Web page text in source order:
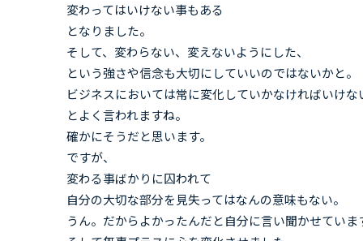
変わってはいけない事もある
となりました。
そして、変わらない、変えないようにした、
という強さや信念も大切にしていいのではないかと。
ビジネスにおいては常に変化していかなければいけな
とよく言われますね。
確かにそうだと思います。
ですが、
変わる事ばかりに囚われて
自分の大切な部分を見失ってはなんの意味もない。
うん。だからよかったんだと自分に言い聞かせていま